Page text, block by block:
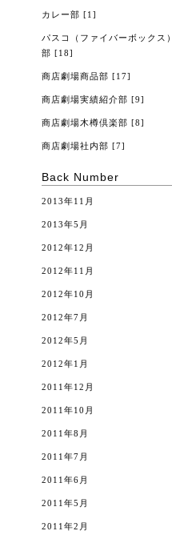
カレー部 [1]
パスコ（ファイバーボックス）
部 [18]
商店劇場商品部 [17]
商店劇場実績紹介部 [9]
商店劇場木樽倶楽部 [8]
商店劇場社内部 [7]
Back Number
2013年11月
2013年5月
2012年12月
2012年11月
2012年10月
2012年7月
2012年5月
2012年1月
2011年12月
2011年10月
2011年8月
2011年7月
2011年6月
2011年5月
2011年2月